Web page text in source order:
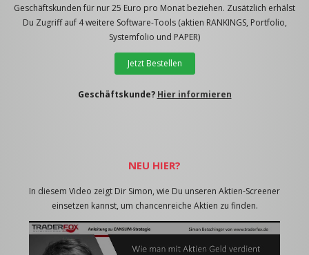
Geschäftskunden für nur 25 Euro pro Monat beziehen. Zusätzlich erhälst
Du Zugriff auf 4 weitere Software-Tools (aktien RANKINGS, Portfolio,
Systemfolio und PAPER)
Jetzt Bestellen
Geschäftskunde? Hier informieren
NEU HIER?
In diesem Video zeigt Dir Simon, wie Du unseren Aktien-Screener
einsetzen kannst, um chancenreiche Aktien zu finden.